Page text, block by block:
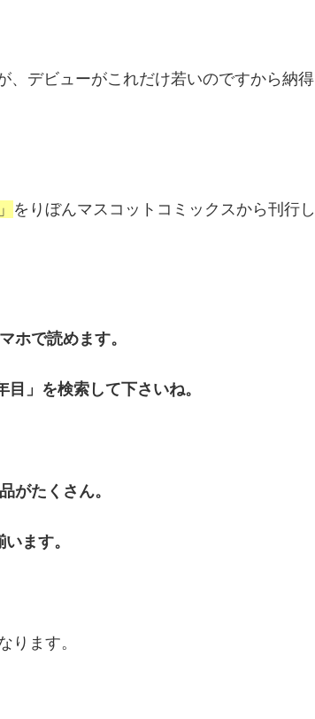
、デビューがこれだけ若いのですから納得
をりぼんマスコットコミックスから刊行し
ホで読めます。
」を検索して下さいね。
がたくさん。
ます。
ります。